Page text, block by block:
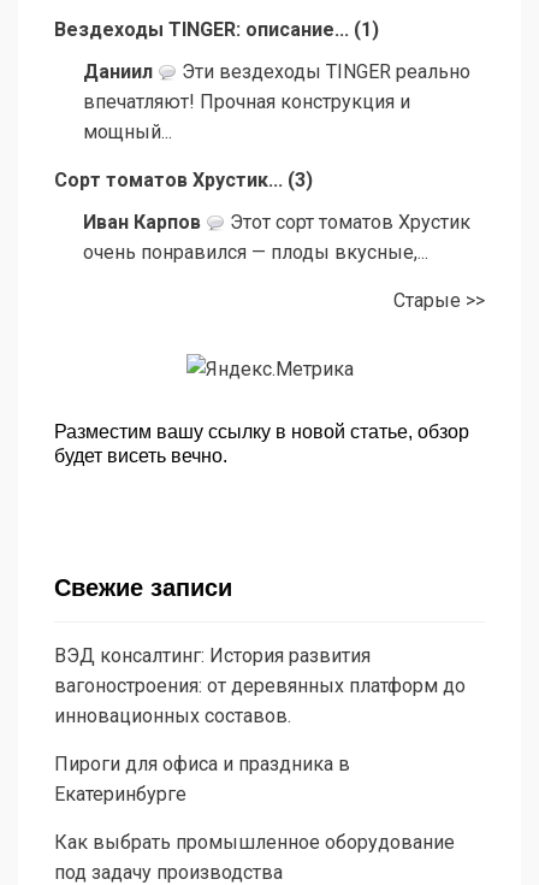
Вездеходы TINGER: описание... (1 )
Даниил
Эти вездеходы TINGER реально
впечатляют! Прочная конструкция и
мощный...
Сорт томатов Хрустик... (3)
Иван Карпов
Этот сорт томатов Хрустик
очень понравился — плоды вкусные,...
Старые >>
Разместим вашу ссылку в новой статье, обзор
будет висеть вечно.
Свежие записи
ВЭД консалтинг: История развития
вагоностроения: от деревянных платформ до
инновационных составов.
Пироги для офиса и праздника в
Екатеринбурге
Как выбрать промышленное оборудование
под задачу производства